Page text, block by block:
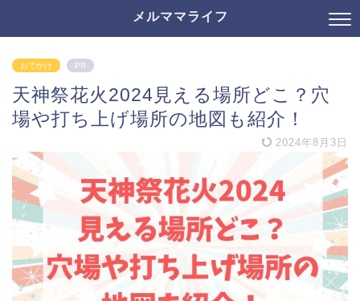
メルママライフ
おでかけ PR
天神祭花火2024見える場所どこ？穴
場や打ち上げ場所の地図も紹介！
2024年8月3日